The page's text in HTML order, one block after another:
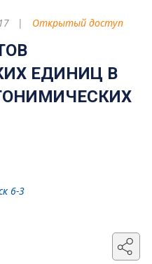
Открытый доступ
ЕДИНИЦ В
6-3